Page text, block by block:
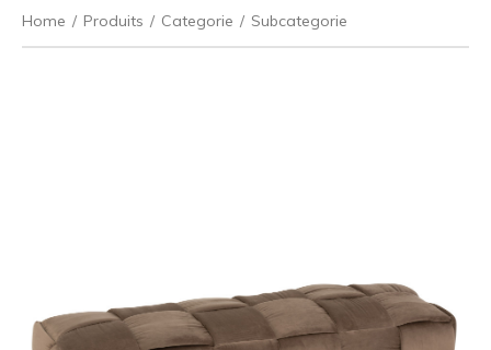
Home / Produits / Categorie / Subcategorie